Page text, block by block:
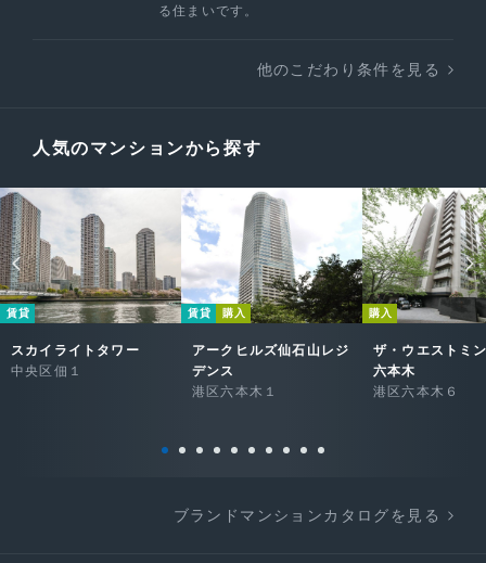
る住まいです。
他のこだわり条件を見る
人気のマンションから探す
賃貸
スカイライトタワー
中央区佃１
賃貸 購入
アークヒルズ仙石山レジ
デンス
港区六本木１
購入
ザ・ウエストミ
六本木
港区六本木６
ブランドマンションカタログを見る